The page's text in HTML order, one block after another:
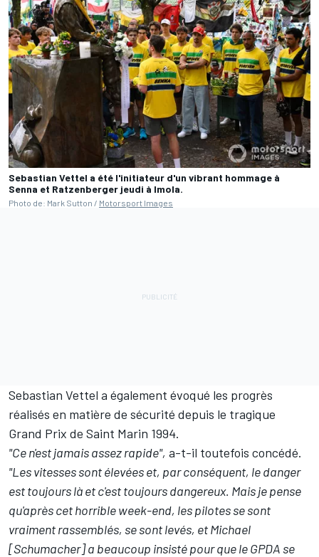
Sebastian Vettel a été l'initiateur d'un vibrant hommage à
Senna et Ratzenberger jeudi à Imola.
Photo de: Mark Sutton / Motorsport Images
Sebastian Vettel a également évoqué les progrès
réalisés en matière de sécurité depuis le tragique
Grand Prix de Saint Marin 1994.
"Ce n'est jamais assez rapide", a-t-il toutefois concédé.
"Les vitesses sont élevées et, par conséquent, le danger
est toujours là et c'est toujours dangereux. Mais je pense
qu'après cet horrible week-end, les pilotes se sont
vraiment rassemblés, se sont levés, et Michael
[Schumacher] a beaucoup insisté pour que le GPDA se